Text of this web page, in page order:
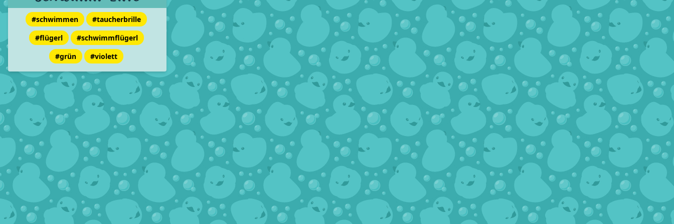
#schwimmen
#taucherbrille
#flügerl
#schwimmflügerl
#grün
#violett